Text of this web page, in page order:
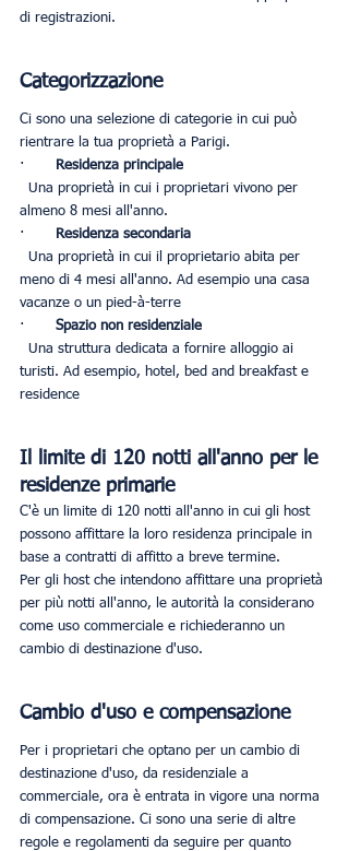
di registrazioni.
Categorizzazione
Ci sono una selezione di categorie in cui può
rientrare la tua proprietà a Parigi.
·
Residenza principale
almeno 8 mesi all'anno.
·
Residenza secondaria
meno di 4 mesi all'anno. Ad esempio una casa
vacanze o un pied-à-terre
· Spazio non residenziale
turisti. Ad esempio, hotel, bed and breakfast e
residence
Il limite di 120 notti all'anno per le
residenze primarie
C'è un limite di 120 notti all'anno in cui gli host
possono affittare la loro residenza principale in
base a contratti di affitto a breve termine.
Per gli host che intendono affittare una proprietà
per più notti all'anno, le autorità la considerano
come uso commerciale e richiederanno un
cambio di destinazione d'uso.
Cambio d'uso e compensazione
Per i proprietari che optano per un cambio di
destinazione d'uso, da residenziale a
commerciale, ora è entrata in vigore una norma
di compensazione. Ci sono una serie di altre
regole e regolamenti da seguire per quanto